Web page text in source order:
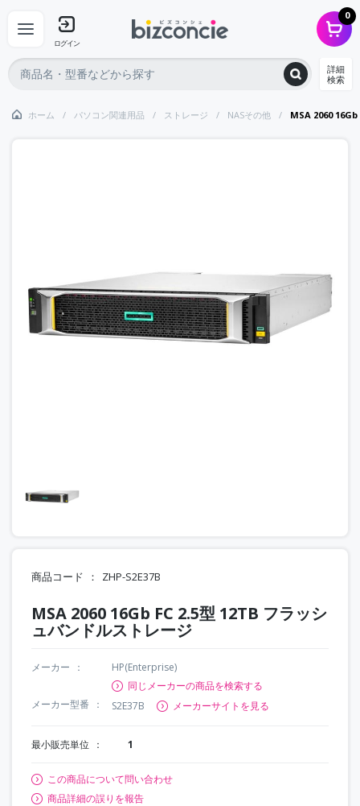
ログイン
0
詳細
検索
ホーム パソコン関連用品 ストレージ NASその他 MSA 2060 16Gb
商品コード ZHP-S2E37B
MSA 2060 16Gb FC 2.5型 12TB フラッシ
ュバンドルストレージ
メーカー
HP(Enterprise)
同じメーカーの商品を検索する
メーカー型番
S2E37B メーカーサイトを見る
最小販売単位 1
この商品について問い合わせ
商品詳細の誤りを報告